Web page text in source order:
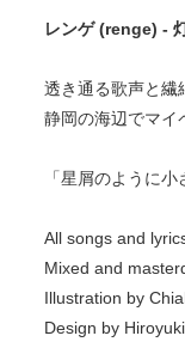
レンゲ (renge) -
透き通る歌声と繊
静岡の海辺でマイ
「星屑のように
All songs and
Mixed and
Illustration by
Design by